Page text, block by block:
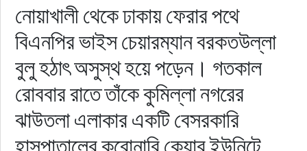
অন্যান্য
নোয়াখালী থেকে ঢাকায় ফেরার পথে
বিএনপির ভাইস চেয়ারম্যান বরকতউল্লা
বুলু হঠাৎ অসুস্থ হয়ে পড়েন। গতকাল
রোববার রাতে তাঁকে কুমিল্লা নগরের
ঝাউতলা এলাকার একটি বেসরকারি